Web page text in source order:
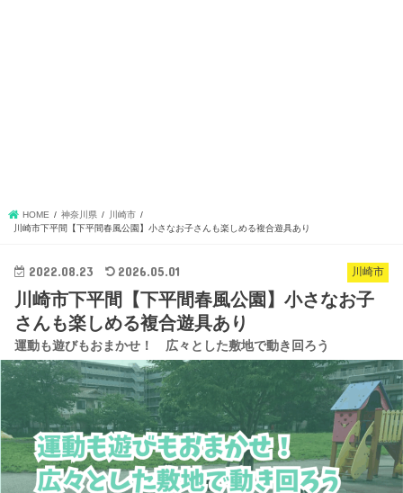
HOME 神奈川県
川崎市
川崎市下平間【下平間春風公園】小さなお子さんも楽しめる複合遊具あり
川崎市
2022.08.23 2026.05.01
川崎市下平間【下平間春風公園】小さなお子
さんも楽しめる複合遊具あり
運動も遊びもおまかせ！ 広々とした敷地で動き回ろう